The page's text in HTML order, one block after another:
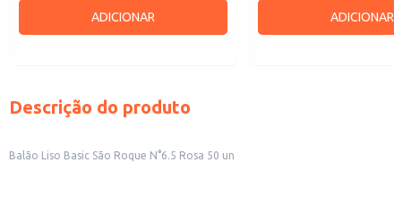
ADICIONAR ADICIONAR
Descrição do produto
Balão Liso Basic São Roque N°6.5 Rosa 50 un